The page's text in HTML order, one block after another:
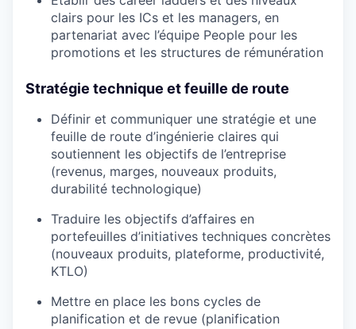
clairs pour les ICs et les managers, en
partenariat avec l’équipe People pour les
promotions et les structures de rémunération
Stratégie technique et feuille de route
Définir et communiquer une stratégie et une
feuille de route d’ingénierie claires qui
soutiennent les objectifs de l’entreprise
(revenus, marges, nouveaux produits,
durabilité technologique)
Traduire les objectifs d’affaires en
portefeuilles d’initiatives techniques concrètes
(nouveaux produits, plateforme, productivité,
KTLO)
Mettre en place les bons cycles de
planification et de revue (planification